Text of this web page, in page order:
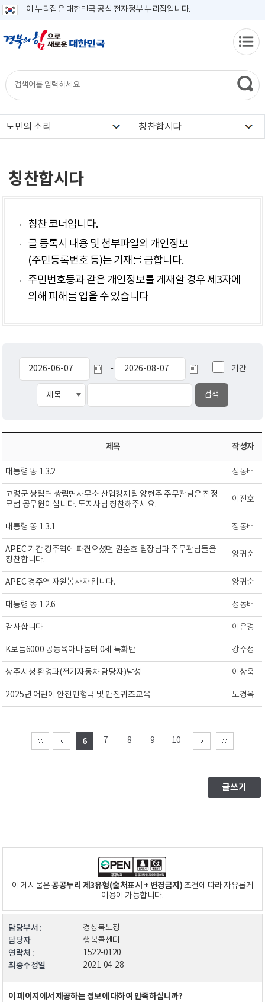
이 누리집은 대한민국 공식 전자정부 누리집입니다.
도민의 소리 칭찬합시다
칭찬합시다
칭찬 코너입니다.
글 등록시 내용 및 첨부파일의 개인정보
(주민등록번호 등)는 기재를 금합니다.
주민번호등과 같은 개인정보를 게재할 경우 제3자에
의해 피해를 입을 수 있습니다
- 기간
제목 작성자
대통령 똥 1.3.2 정동배
고령군 쌍림면 쌍림면사무소 산업경제팀 양현주 주무관님은 진정
모범 공무원이십니다. 도지사님 칭찬해주세요.
이진호
대통령 똥 1.3.1 정동배
APEC 기간 경주역에 파견오셨던 권순호 팀장님과 주무관님들을
칭찬합니다.
양귀순
APEC 경주역 자원봉사자 입니다. 양귀순
대통령 똥 1.2.6 정동배
감사합니다 이은경
K보듬6000 공동육아나눔터 0세 특화반 강수정
상주시청 환경과(전기자동차 담당자)남성 이상욱
2025년 어린이 안전인형극 및 안전퀴즈교육 노경옥
6 7 8 9 10
글쓰기
이 게시물은공공누리 제3유형(출처표시 + 변경금지)조건에 따라 자유롭게
이용이 가능합니다.
담당부서 : 경상북도청
담당자 행복콜센터
연락처 : 1522-0120
최종수정일 2021-04-28
이 페이지에서 제공하는 정보에 대하여 만족하십니까?